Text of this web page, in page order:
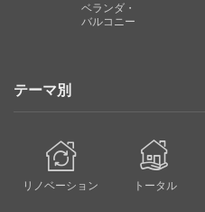
ベランダ・
バルコニー
テーマ別
リノベーション トータル